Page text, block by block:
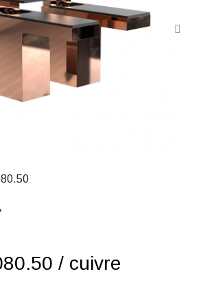
/ cuivre